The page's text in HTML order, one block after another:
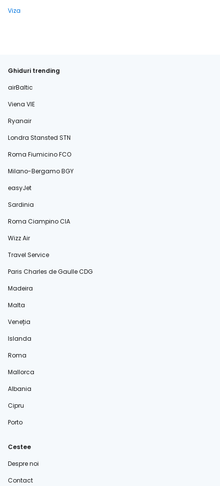
Viza
Ghiduri trending
airBaltic
Viena VIE
Ryanair
Londra Stansted STN
Roma Fiumicino FCO
Milano-Bergamo BGY
easyJet
Sardinia
Roma Ciampino CIA
Wizz Air
Travel Service
Paris Charles de Gaulle CDG
Madeira
Malta
Veneția
Islanda
Roma
Mallorca
Albania
Cipru
Porto
Cestee
Despre noi
Contact